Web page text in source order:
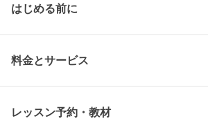
はじめる前に
料金とサービス
レッスン予約・教材